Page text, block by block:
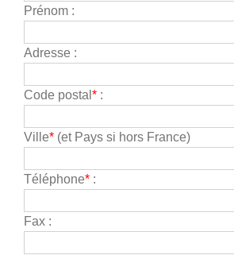
Prénom :
Adresse :
Code postal * :
Ville* (et Pays si hors France)
Téléphone* :
Fax :